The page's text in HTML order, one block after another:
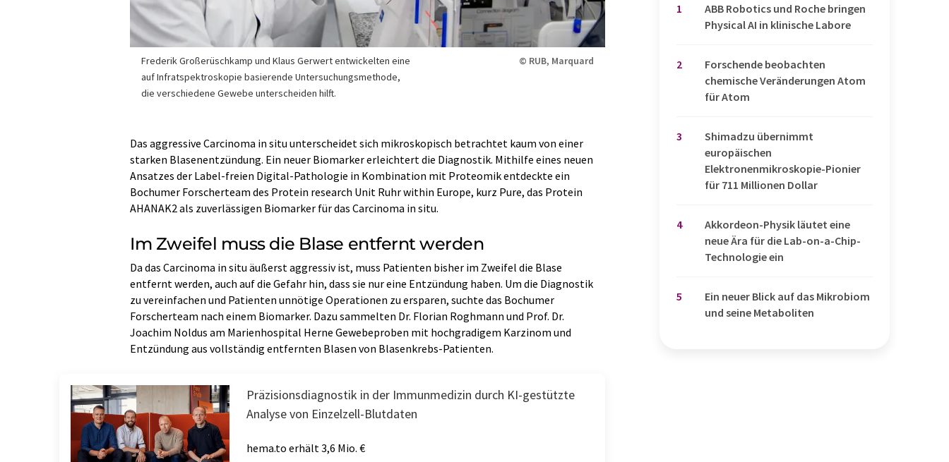
Frederik Großerüschkamp und Klaus Gerwert entwickelten eine
auf Infratspektroskopie basierende Untersuchungsmethode,
die verschiedene Gewebe unterscheiden hilft.
© RUB, Marquard
Das aggressive Carcinoma in situ unterscheidet sich mikroskopisch betrachtet kaum von einer
starken Blasenentzündung. Ein neuer Biomarker erleichtert die Diagnostik. Mithilfe eines neuen
Ansatzes der Label-freien Digital-Pathologie in Kombination mit Proteomik entdeckte ein
Bochumer Forscherteam des Protein research Unit Ruhr within Europe, kurz Pure, das Protein
AHANAK2 als zuverlässigen Biomarker für das Carcinoma in situ.
Im Zweifel muss die Blase entfernt werden
Da das Carcinoma in situ äußerst aggressiv ist, muss Patienten bisher im Zweifel die Blase
entfernt werden, auch auf die Gefahr hin, dass sie nur eine Entzündung haben. Um die Diagnostik
zu vereinfachen und Patienten unnötige Operationen zu ersparen, suchte das Bochumer
Forscherteam nach einem Biomarker. Dazu sammelten Dr. Florian Roghmann und Prof. Dr.
Joachim Noldus am Marienhospital Herne Gewebeproben mit hochgradigem Karzinom und
Entzündung aus vollständig entfernten Blasen von Blasenkrebs-Patienten.
Präzisionsdiagnostik in der Immunmedizin durch KI-gestützte
Analyse von Einzelzell-Blutdaten
hema.to erhält 3,6 Mio. €
1
​​​​​​​ABB Robotics und Roche bringen
Physical AI in klinische Labore
2
Forschende beobachten
chemische Veränderungen Atom
für Atom
3
Shimadzu übernimmt
europäischen
Elektronenmikroskopie-Pionier
für 711 Millionen Dollar
4
Akkordeon-Physik läutet eine
neue Ära für die Lab-on-a-Chip-
Technologie ein
5
Ein neuer Blick auf das Mikrobiom
und seine Metaboliten